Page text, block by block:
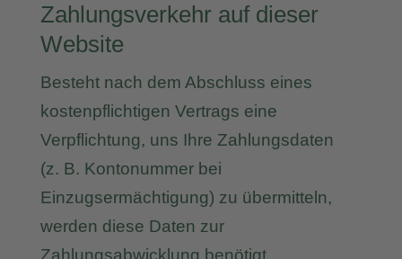
Zahlungsverkehr auf dieser
Website
Besteht nach dem Abschluss eines
kostenpflichtigen Vertrags eine
Verpflichtung, uns Ihre Zahlungsdaten
(z. B. Kontonummer bei
Einzugsermächtigung) zu übermitteln,
werden diese Daten zur
Zahlungsabwicklung benötigt.